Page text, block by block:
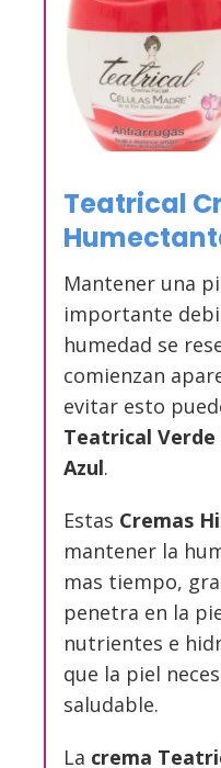
Teatrical
Mantener una
importante
humedad se
comienzan
evitar esto
Teatrical Verde
Azul.
Estas Cremas
mantener la
mas tiempo,
penetra en la
nutrientes e
que la piel
saludable.
La crema